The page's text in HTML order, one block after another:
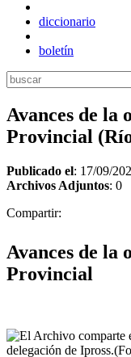
diccionario
boletín
Avances de
Provincial
Publicado el: 17/09/
Archivos Adjuntos: 0
Compartir:
Avances de
Provincial